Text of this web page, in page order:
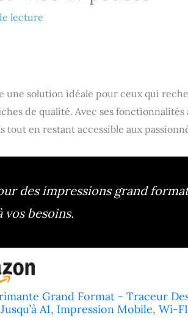
lecture
une solution idéale pour ceux qui
de qualité. Avec ses
tout en restant accessible aux
des impressions grand
besoins.
Grand Format - Traceur
A1, Impression Mobile, Wi-